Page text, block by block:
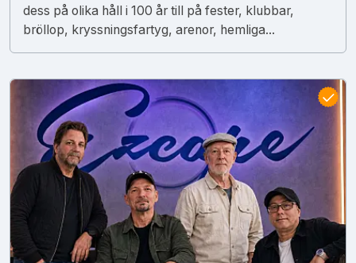
dess på olika håll i 100 år till på fester, klubbar,
bröllop, kryssningsfartyg, arenor, hemliga...